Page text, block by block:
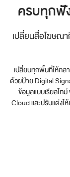
ครบทุกฟั
เปลี่ยนสื่อโฆษณา
เปลี่ยนทุกพื้นที่ให้กล
ด้วยป้าย Digital
ข้อมูลแบบเรียลไ
Cloud และปรับแต่งใ